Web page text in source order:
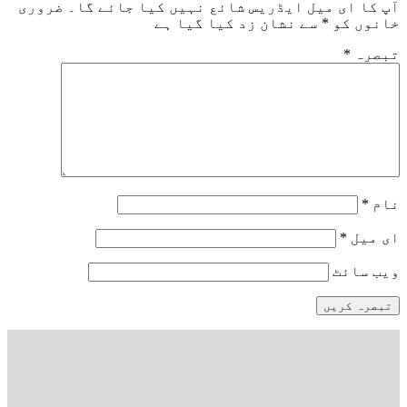
آپ کا ای میل ایڈریس شائع نہیں کیا جائے گا۔
ضروری
خانوں کو * سے نشان زد کیا گیا ہے
تبصرہ *
نام *
ای میل *
ویب‌ سائٹ